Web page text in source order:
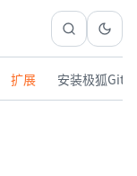
扩展 安装极狐